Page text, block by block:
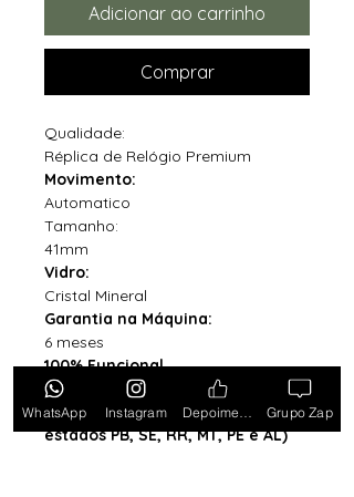
Adicionar ao carrinho
Comprar
Qualidade:
Réplica de Relógio Premium
Movimento:
Automatico
Tamanho:
41mm
Vidro:
Cristal Mineral
Garantia na Máquina:
6 meses
100% Funcional
Acompanha Caixa Simples com
Almofada (exceto para os
estados PB, SE, RR, MT, PE e AL)
WhatsApp Instagram Grupo Zap